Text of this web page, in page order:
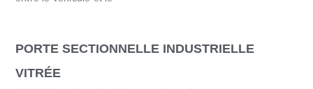
PORTE SECTIONNELLE INDUSTRIELLE
VITRÉE